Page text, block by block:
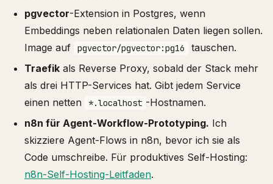
pgvector-Extension in Postgres, wenn
Embeddings neben relationalen Daten liegen sollen.
Image auf
pgvector/pgvector:pg16
tauschen.
Traefik als Reverse Proxy, sobald der Stack mehr
als drei HTTP-Services hat. Gibt jedem Service
einen netten
*.localhost -Hostnamen.
n8n für Agent-Workflow-Prototyping. Ich
skizziere Agent-Flows in n8n, bevor ich sie als
Code umschreibe. Für produktives Self-Hosting:
n8n-Self-Hosting-Leitfaden.